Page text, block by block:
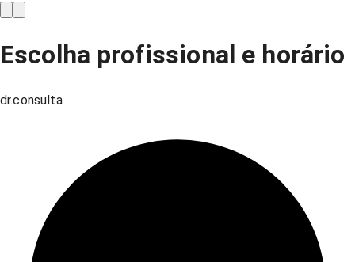
Escolha profissional e horário
dr.consulta